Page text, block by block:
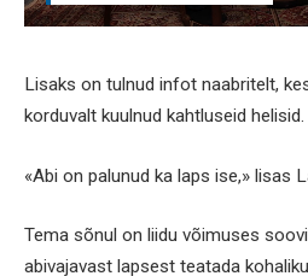
Lisaks on tulnud infot naabritelt,
korduvalt kuulnud kahtluseid helisid.
«Abi on palunud ka laps ise,» lisas
Tema sõnul on liidu võimuses
abivajavast lapsest teatada